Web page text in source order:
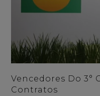
Vencedores Do 3°
Contratos